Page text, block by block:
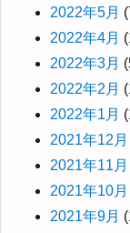
2022年5月
2022年4月
2022年3月
2022年2月
2022年1月
2021年12月
2021年11月
2021年10月
2021年9月